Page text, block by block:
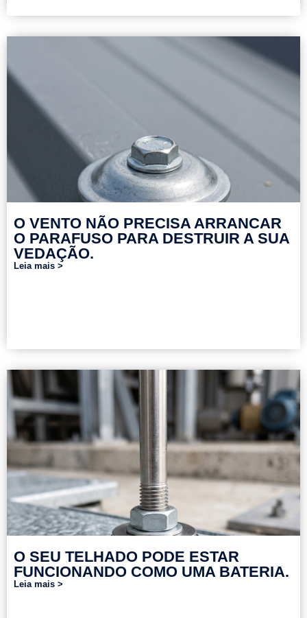
O VENTO NÃO PRECISA ARRANCAR
O PARAFUSO PARA DESTRUIR A SUA
VEDAÇÃO.
Leia mais >
O SEU TELHADO PODE ESTAR
FUNCIONANDO COMO UMA BATERIA.
Leia mais >